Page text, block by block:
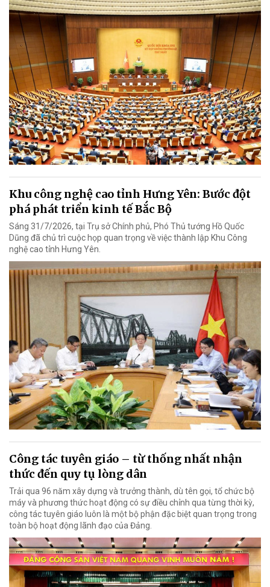
Khu công nghệ cao tỉnh Hưng Yên: Bước đột
phá phát triển kinh tế Bắc Bộ
Sáng 31/7/2026, tại Trụ sở Chính phủ, Phó Thủ tướng Hồ Quốc
Dũng đã chủ trì cuộc họp quan trọng về việc thành lập Khu Công
nghệ cao tỉnh Hưng Yên.
Công tác tuyên giáo – từ thống nhất nhận
thức đến quy tụ lòng dân
Trải qua 96 năm xây dựng và trưởng thành, dù tên gọi, tổ chức bộ
máy và phương thức hoạt động có sự điều chỉnh qua từng thời kỳ,
công tác tuyên giáo luôn là một bộ phận đặc biệt quan trọng trong
toàn bộ hoạt động lãnh đạo của Đảng.